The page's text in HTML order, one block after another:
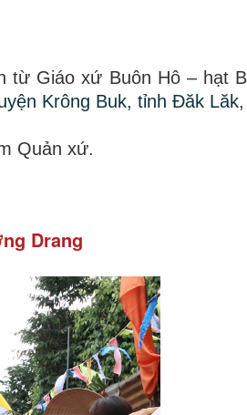
từ Giáo xứ Buôn Hô – hạt
Krông Buk, tỉnh Đăk Lăk,
Quản xứ.
Drang